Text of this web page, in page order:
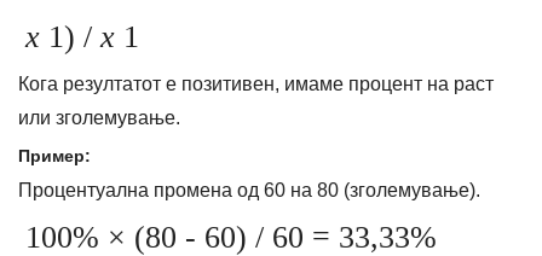
x 1) /x 1
Кога резултатот е позитивен, имаме процент на раст
или зголемување.
Пример:
Процентуална промена од 60 на 80 (зголемување).
100% × (80 - 60) / 60 = 33,33%